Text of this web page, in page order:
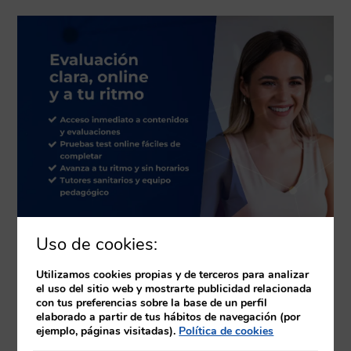
Uso de cookies:
Utilizamos cookies propias y de terceros para analizar
el uso del sitio web y mostrarte publicidad relacionada
con tus preferencias sobre la base de un perfil
elaborado a partir de tus hábitos de navegación (por
ejemplo, páginas visitadas). Política de cookies